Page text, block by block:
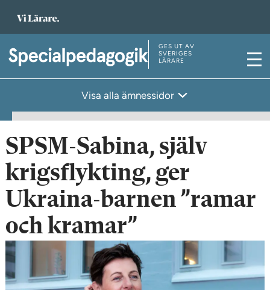
l
s
a
t
s
i
d
n
T
s
t
a
s
i
a
n
GES UT AV
SVERIGES
LÄRARE
M
Visa alla ämnessidor
SPSM-Sabina, själv
krigsflykting, ger
Ukraina-barnen ”ramar
och kramar”